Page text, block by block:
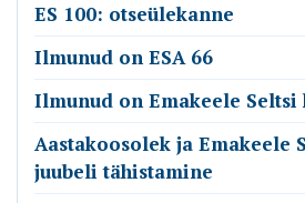
ES 100: otseülekanne
Ilmunud on ESA 66
Ilmunud on Emakeele
Aastakoosolek ja Emakeele
juubeli tähistamine